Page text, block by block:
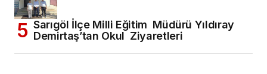
Sarıgöl İlçe Milli Eğitim Müdürü Yıldıray
Demirtaş’tan Okul Ziyaretleri